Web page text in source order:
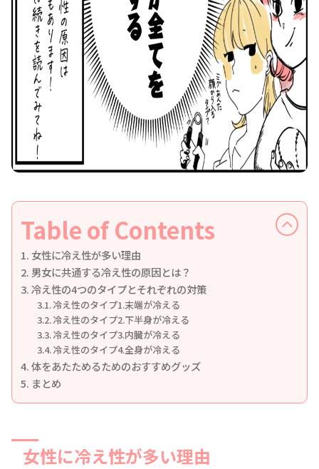
Table of Contents
女性に冷え性が多い理由
男女に共通する冷え性の原因とは？
冷え性の4つのタイプとそれぞれの対策
冷え性のタイプ1.末端が冷える
冷え性のタイプ2.下半身が冷える
冷え性のタイプ3.内臓が冷える
冷え性のタイプ4.全身が冷える
体をあたためるためのおすすめグッズ
まとめ
女性に冷え性が多い理由